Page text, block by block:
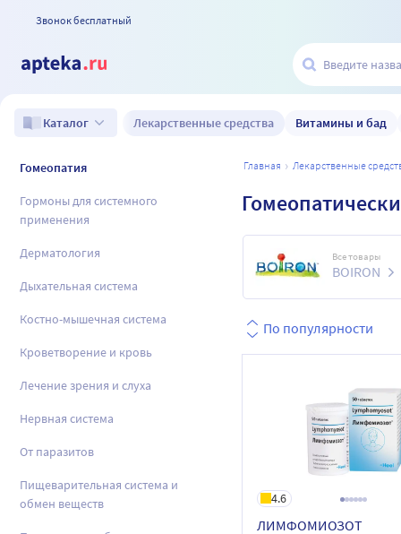
Звонок бесплатный
Каталог Лекарственные средства Витамины и бад
Гомеопатия
Гормоны для системного
применения
Дерматология
Дыхательная система
Костно-мышечная система
Кроветворение и кровь
Лечение зрения и слуха
Нервная система
От паразитов
Пищеварительная система и
обмен веществ
главная лекарственные
Все товары
BOIRON
По популярности
4.6
ЛИМФОМИОЗОТ